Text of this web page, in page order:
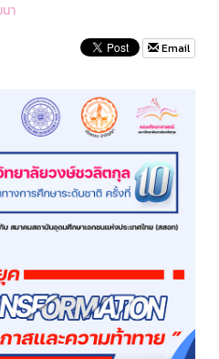
า
Email